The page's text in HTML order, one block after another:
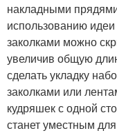
накладными
использованию
заколками можно
увеличив общую
сделать укладку
заколками или
кудряшек с одной
станет уместным